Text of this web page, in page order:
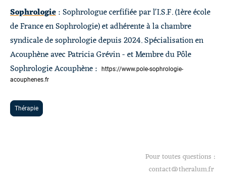
Sophrologie: Sophrologue cerfifiée par l'I.S.F. (1ère école
de France en Sophrologie) et adhérente à la chambre
syndicale de sophrologie depuis 2024. Spécialisation en
Acouphène avec Patricia Grévin - et Membre du Pôle
Sophrologie Acouphène :
https://www.pole-sophrologie-
acouphenes.fr
Thérapie
Pour toutes questions :
contact@theralum.fr